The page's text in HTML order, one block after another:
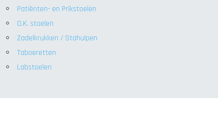
Patiënten- en Prikstoelen
O.K. stoelen
Zadelkrukken / Stahulpen
Taboeretten
Labstoelen